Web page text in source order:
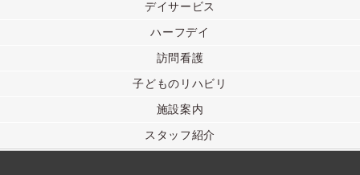
デイサービス
ハーフデイ
訪問看護
子どものリハビリ
施設案内
スタッフ紹介